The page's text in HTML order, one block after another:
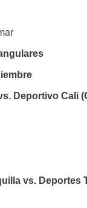
Deportivo Cali
vs. Deportes